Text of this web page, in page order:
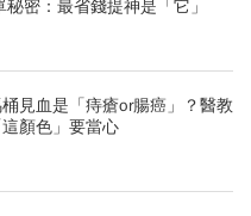
密：最省錢提神是「它」
見血是「痔瘡or腸癌」？醫教
顏色」要當心